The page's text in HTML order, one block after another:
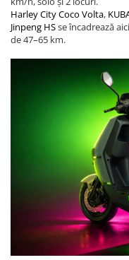
Harley City Coco Volta,
Jinpeng HSse încadrează
de 47–65 km.